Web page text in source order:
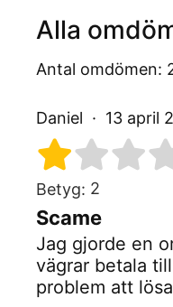
Alla
Antal omdömen:
Daniel 13 april
Betyg: 2
Scame
Jag gjorde en
vägrar betala
problem att